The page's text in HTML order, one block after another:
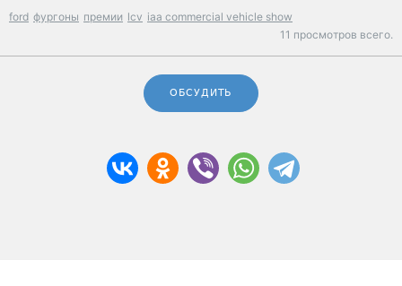
ford фургоны премии lcv iaa commercial vehicle show
11 просмотров всего.
ОБСУДИТЬ